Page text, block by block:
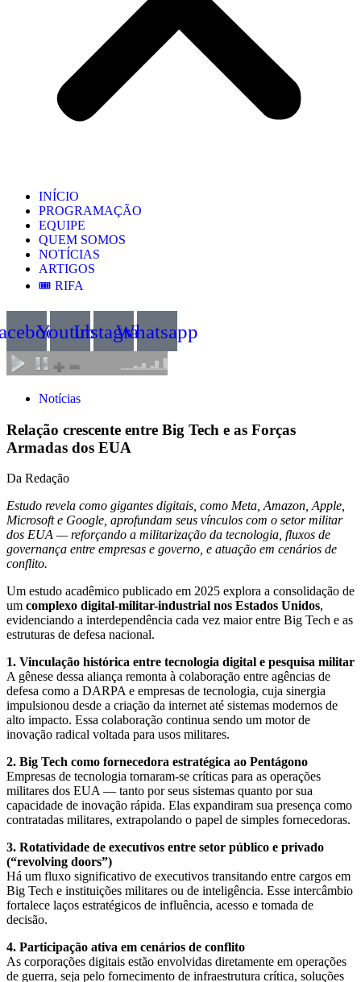
INÍCIO
PROGRAMAÇÃO
EQUIPE
QUEM SOMOS
NOTÍCIAS
ARTIGOS
🎟️ RIFA
YoutubeInstagramWhatsapp
Notícias
Relação crescente entre Big Tech e as Forças
Armadas dos EUA
Da Redação
Estudo revela como gigantes digitais, como Meta, Amazon, Apple,
Microsoft e Google, aprofundam seus vínculos com o setor militar
dos EUA — reforçando a militarização da tecnologia, fluxos de
governança entre empresas e governo, e atuação em cenários de
conflito.
Um estudo acadêmico publicado em 2025 explora a consolidação de
um complexo digital-militar-industrial nos Estados Unidos,
evidenciando a interdependência cada vez maior entre Big Tech e as
estruturas de defesa nacional.
1. Vinculação histórica entre tecnologia digital e pesquisa militar
A gênese dessa aliança remonta à colaboração entre agências de
defesa como a DARPA e empresas de tecnologia, cuja sinergia
impulsionou desde a criação da internet até sistemas modernos de
alto impacto. Essa colaboração continua sendo um motor de
inovação radical voltada para usos militares.
2. Big Tech como fornecedora estratégica ao Pentágono
Empresas de tecnologia tornaram-se críticas para as operações
militares dos EUA — tanto por seus sistemas quanto por sua
capacidade de inovação rápida. Elas expandiram sua presença como
contratadas militares, extrapolando o papel de simples fornecedoras.
3. Rotatividade de executivos entre setor público e privado
(“revolving doors”)
Há um fluxo significativo de executivos transitando entre cargos em
Big Tech e instituições militares ou de inteligência. Esse intercâmbio
fortalece laços estratégicos de influência, acesso e tomada de
decisão.
4. Participação ativa em cenários de conflito
As corporações digitais estão envolvidas diretamente em operações
de guerra, seja pelo fornecimento de infraestrutura crítica, soluções